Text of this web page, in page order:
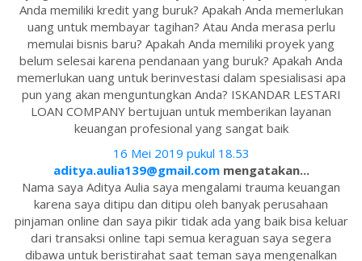
Anda memiliki kredit yang buruk? Apakah Anda memerlukan
uang untuk membayar tagihan? Atau Anda merasa perlu
memulai bisnis baru? Apakah Anda memiliki proyek yang
belum selesai karena pendanaan yang buruk? Apakah Anda
memerlukan uang untuk berinvestasi dalam spesialisasi apa
pun yang akan menguntungkan Anda? ISKANDAR LESTARI
LOAN COMPANY bertujuan untuk memberikan layanan
keuangan profesional yang sangat baik
16 Mei 2019 pukul 18.53
aditya.aulia139@gmail.commengatakan...
Nama saya Aditya Aulia saya mengalami trauma keuangan
karena saya ditipu dan ditipu oleh banyak perusahaan
pinjaman online dan saya pikir tidak ada yang baik bisa keluar
dari transaksi online tapi semua keraguan saya segera
dibawa untuk beristirahat saat teman saya mengenalkan